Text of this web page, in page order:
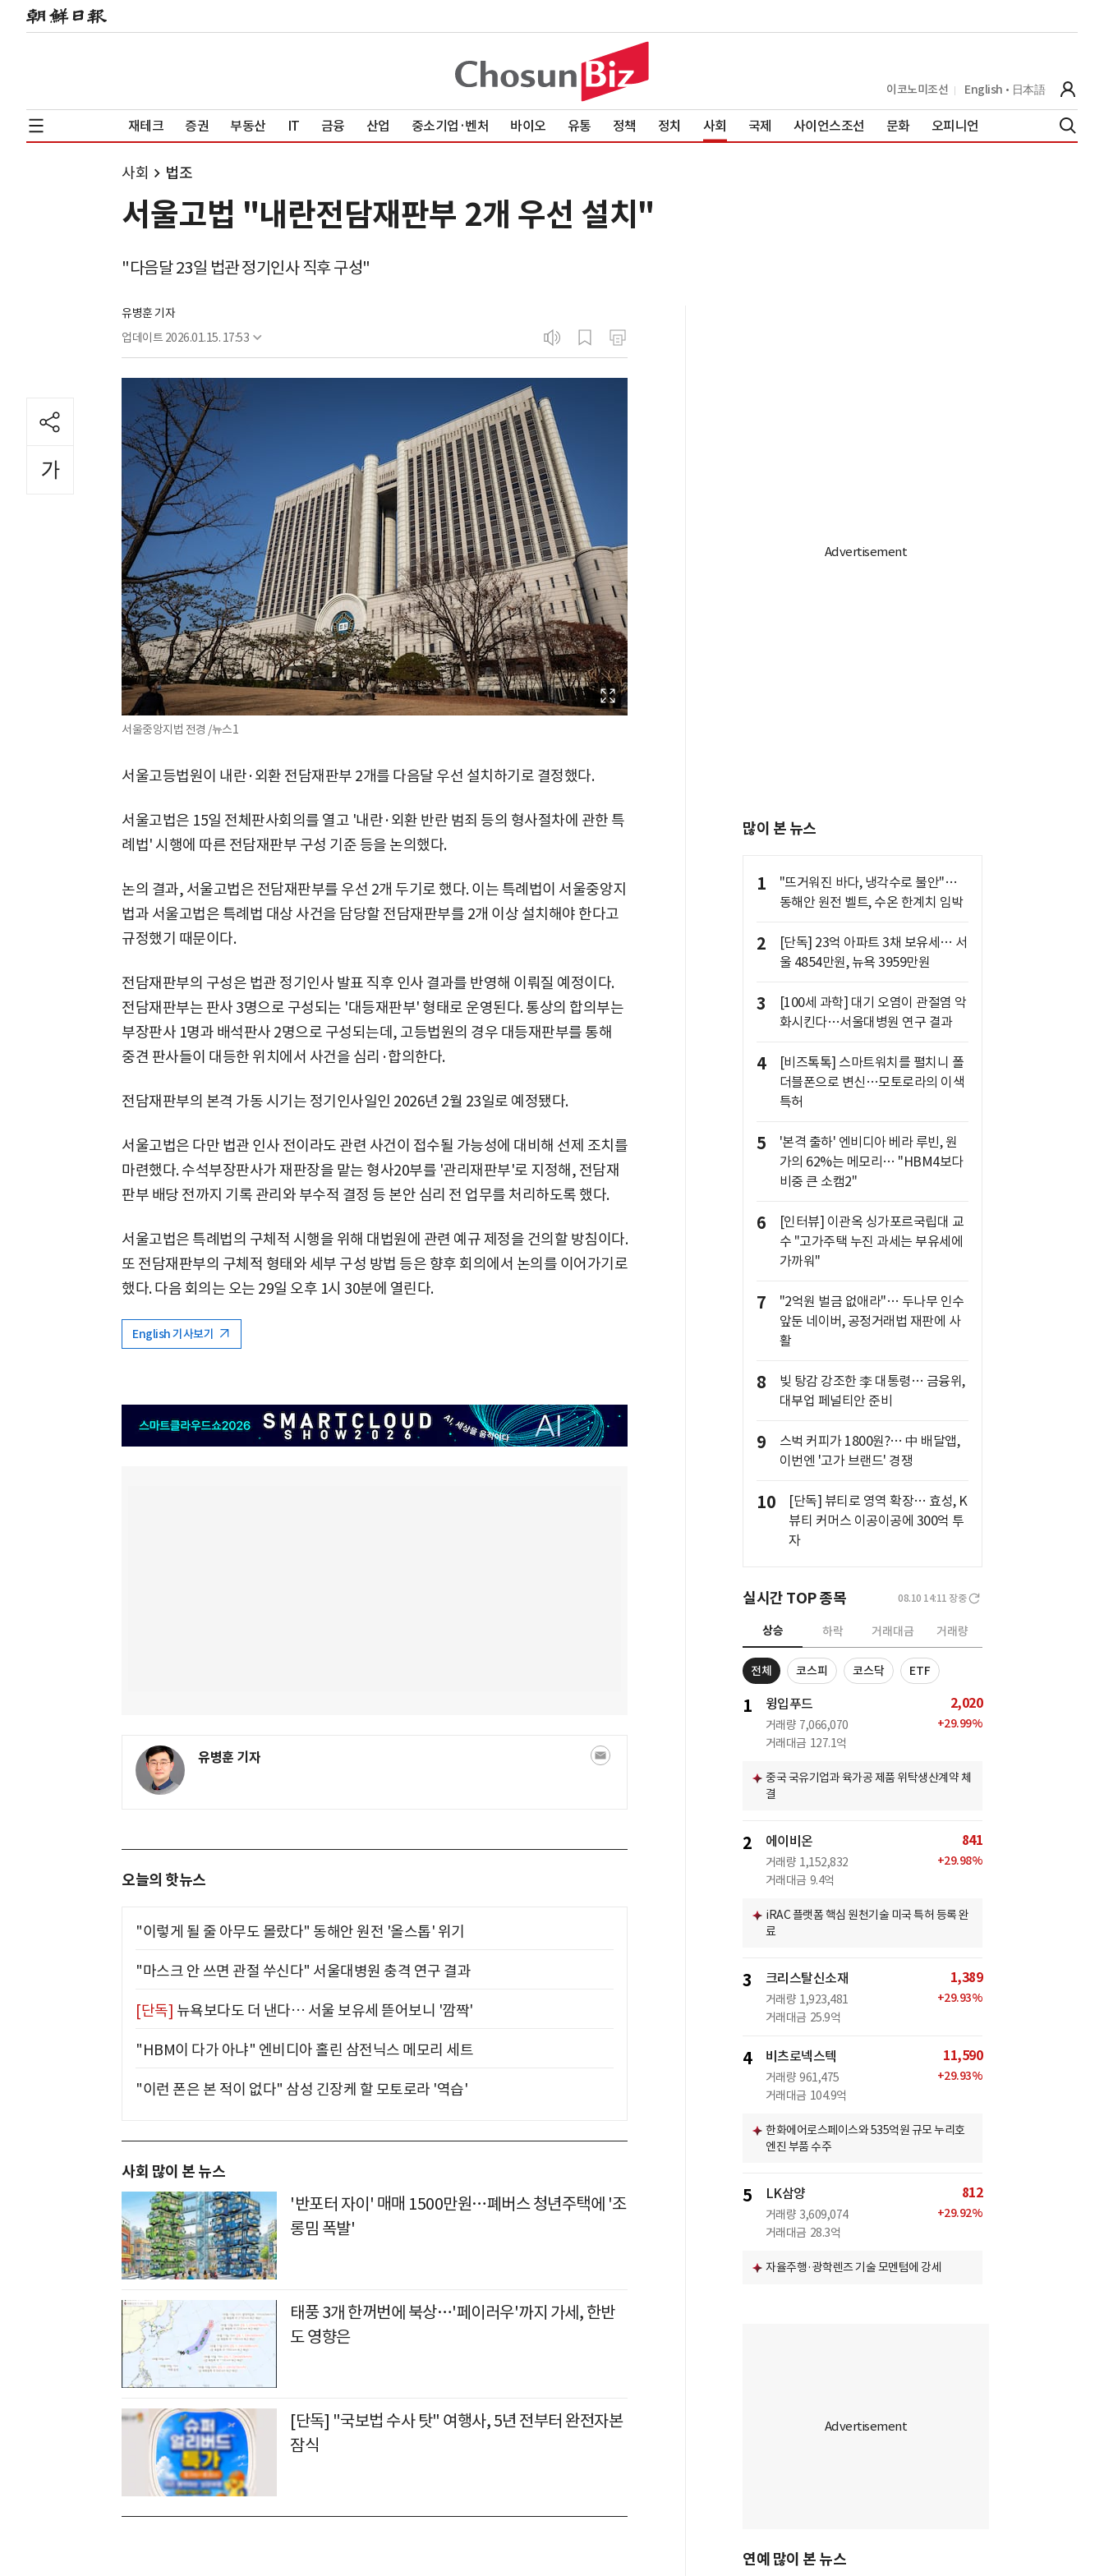
이코노미조선 English 日本語
재테크 증권 부동산 IT 금융 산업 중소기업·벤처 바이오 유통 정책 정치 사회 국제 사이언스조선 문화 오피니언
사회 법조
서울고법 "내란전담재판부 2개 우선 설치"
"다음달 23일 법관 정기인사 직후 구성"
유병훈 기자
업데이트 2026.01.15. 17:53
서울중앙지법 전경 /뉴스1
서울고등법원이 내란·외환 전담재판부 2개를 다음달 우선 설치하기로 결정했다.
서울고법은 15일 전체판사회의를 열고 '내란·외환 반란 범죄 등의 형사절차에 관한 특
례법' 시행에 따른 전담재판부 구성 기준 등을 논의했다.
논의 결과, 서울고법은 전담재판부를 우선 2개 두기로 했다. 이는 특례법이 서울중앙지
법과 서울고법은 특례법 대상 사건을 담당할 전담재판부를 2개 이상 설치해야 한다고
규정했기 때문이다.
전담재판부의 구성은 법관 정기인사 발표 직후 인사 결과를 반영해 이뤄질 예정이다.
전담재판부는 판사 3명으로 구성되는 '대등재판부' 형태로 운영된다. 통상의 합의부는
부장판사 1명과 배석판사 2명으로 구성되는데, 고등법원의 경우 대등재판부를 통해
중견 판사들이 대등한 위치에서 사건을 심리·합의한다.
전담재판부의 본격 가동 시기는 정기인사일인 2026년 2월 23일로 예정됐다.
서울고법은 다만 법관 인사 전이라도 관련 사건이 접수될 가능성에 대비해 선제 조치를
마련했다. 수석부장판사가 재판장을 맡는 형사20부를 '관리재판부'로 지정해, 전담재
판부 배당 전까지 기록 관리와 부수적 결정 등 본안 심리 전 업무를 처리하도록 했다.
서울고법은 특례법의 구체적 시행을 위해 대법원에 관련 예규 제정을 건의할 방침이다.
또 전담재판부의 구체적 형태와 세부 구성 방법 등은 향후 회의에서 논의를 이어가기로
했다. 다음 회의는 오는 29일 오후 1시 30분에 열린다.
English 기사보기
유병훈 기자
오늘의 핫뉴스
"이렇게 될 줄 아무도 몰랐다" 동해안 원전 '올스톱' 위기
"마스크 안 쓰면 관절 쑤신다" 서울대병원 충격 연구 결과
[단독] 뉴욕보다도 더 낸다… 서울 보유세 뜯어보니 '깜짝'
"HBM이 다가 아냐" 엔비디아 홀린 삼전닉스 메모리 세트
"이런 폰은 본 적이 없다" 삼성 긴장케 할 모토로라 '역습'
사회 많이 본 뉴스
'반포터 자이' 매매 1500만원…폐버스 청년주택에 '조
롱밈 폭발'
태풍 3개 한꺼번에 북상…'페이러우'까지 가세, 한반
도 영향은
[단독] "국보법 수사 탓" 여행사, 5년 전부터 완전자본
잠식
많이 본 뉴스
1
"뜨거워진 바다, 냉각수로 불안"…
동해안 원전 벨트, 수온 한계치 임박
2
[단독] 23억 아파트 3채 보유세… 서
울 4854만원, 뉴욕 3959만원
3
[100세 과학] 대기 오염이 관절염 악
화시킨다…서울대병원 연구 결과
4
[비즈톡톡] 스마트워치를 펼치니 폴
더블폰으로 변신…모토로라의 이색
특허
5
'본격 출하' 엔비디아 베라 루빈, 원
가의 62%는 메모리… "HBM4보다
비중 큰 소캠2"
6
[인터뷰] 이관옥 싱가포르국립대 교
수 "고가주택 누진 과세는 부유세에
가까워"
7
"2억원 벌금 없애라"… 두나무 인수
앞둔 네이버, 공정거래법 재판에 사
활
8
빚 탕감 강조한 李 대통령… 금융위,
대부업 페널티안 준비
9
스벅 커피가 1800원?… 中 배달앱,
이번엔 '고가 브랜드' 경쟁
10
[단독] 뷰티로 영역 확장… 효성, K
뷰티 커머스 이공이공에 300억 투
자
실시간 TOP 종목 08.10 14:11 장중
상승 하락 거래대금 거래량
전체 코스피 코스닥 ETF
1 윙입푸드
거래량 7,066,070
거래대금 127.1억
2,020
+29.99%
중국 국유기업과 육가공 제품 위탁생산계약 체
결
2 에이비온
거래량 1,152,832
거래대금 9.4억
841
+29.98%
iRAC 플랫폼 핵심 원천기술 미국 특허 등록 완
료
3 크리스탈신소재
거래량 1,923,481
거래대금 25.9억
1,389
+29.93%
4 비츠로넥스텍
거래량 961,475
거래대금 104.9억
11,590
+29.93%
한화에어로스페이스와 535억원 규모 누리호
엔진 부품 수주
5 LK삼양
거래량 3,609,074
거래대금 28.3억
812
+29.92%
자율주행·광학렌즈 기술 모멘텀에 강세
연예 많이 본 뉴스